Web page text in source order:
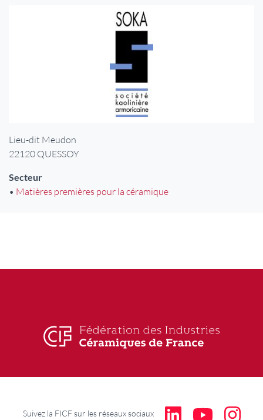
Logo
Adresse
Lieu-dit Meudon
22120 QUESSOY
Secteur
• Matières premières pour la céramique
Suivez la FICF sur les réseaux sociaux